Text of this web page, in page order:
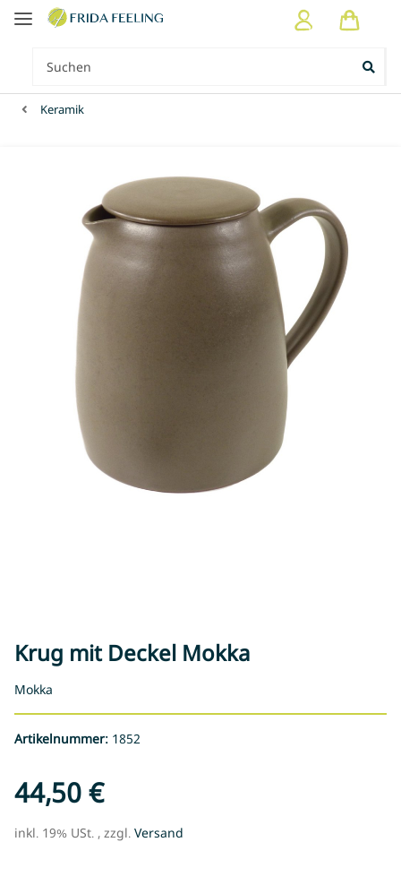
Keramik
Krug mit Deckel Mokka
Mokka
Artikelnummer: 1852
44,50 €
inkl. 19% USt. , zzgl. Versand